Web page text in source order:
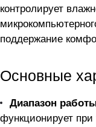
контролирует
поддержание
Основные
Диапазон
функционирует при